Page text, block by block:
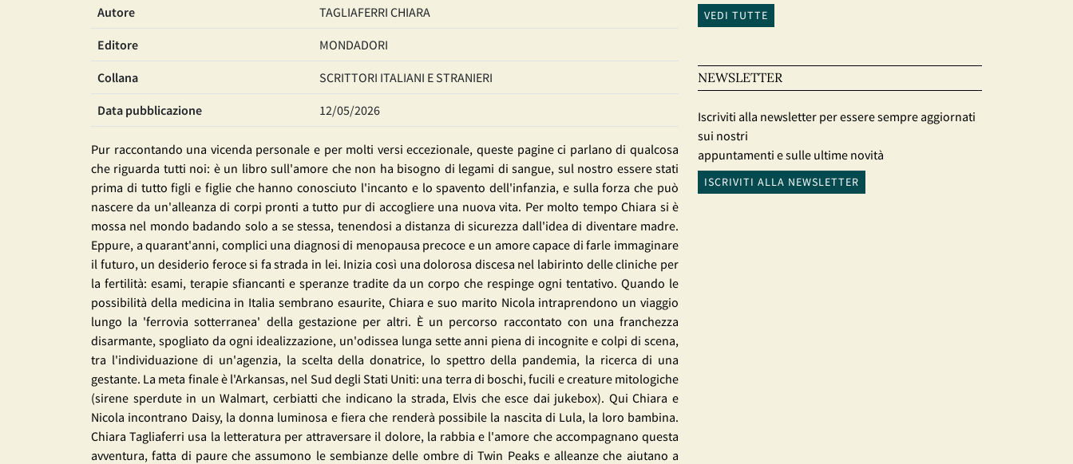
Autore TAGLIAFERRI CHIARA
Editore MONDADORI
Collana SCRITTORI ITALIANI E STRANIERI
Data pubblicazione 12/05/2026
Pur raccontando una vicenda personale e per molti versi eccezionale, queste pagine ci parlano di qualcosa
che riguarda tutti noi: è un libro sull'amore che non ha bisogno di legami di sangue, sul nostro essere stati
prima di tutto figli e figlie che hanno conosciuto l'incanto e lo spavento dell'infanzia, e sulla forza che può
nascere da un'alleanza di corpi pronti a tutto pur di accogliere una nuova vita. Per molto tempo Chiara si è
mossa nel mondo badando solo a se stessa, tenendosi a distanza di sicurezza dall'idea di diventare madre.
Eppure, a quarant'anni, complici una diagnosi di menopausa precoce e un amore capace di farle immaginare
il futuro, un desiderio feroce si fa strada in lei. Inizia così una dolorosa discesa nel labirinto delle cliniche per
la fertilità: esami, terapie sfiancanti e speranze tradite da un corpo che respinge ogni tentativo. Quando le
possibilità della medicina in Italia sembrano esaurite, Chiara e suo marito Nicola intraprendono un viaggio
lungo la 'ferrovia sotterranea' della gestazione per altri. È un percorso raccontato con una franchezza
disarmante, spogliato da ogni idealizzazione, un'odissea lunga sette anni piena di incognite e colpi di scena,
tra l'individuazione di un'agenzia, la scelta della donatrice, lo spettro della pandemia, la ricerca di una
gestante. La meta finale è l'Arkansas, nel Sud degli Stati Uniti: una terra di boschi, fucili e creature mitologiche
(sirene sperdute in un Walmart, cerbiatti che indicano la strada, Elvis che esce dai jukebox). Qui Chiara e
Nicola incontrano Daisy, la donna luminosa e fiera che renderà possibile la nascita di Lula, la loro bambina.
Chiara Tagliaferri usa la letteratura per attraversare il dolore, la rabbia e l'amore che accompagnano questa
avventura, fatta di paure che assumono le sembianze delle ombre di Twin Peaks e alleanze che aiutano a
VEDI TUTTE
NEWSLETTER
Iscriviti alla newsletter per essere sempre aggiornati
sui nostri
appuntamenti e sulle ultime novità
ISCRIVITI ALLA NEWSLETTER